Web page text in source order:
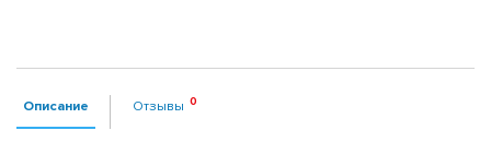
Описание Отзывы